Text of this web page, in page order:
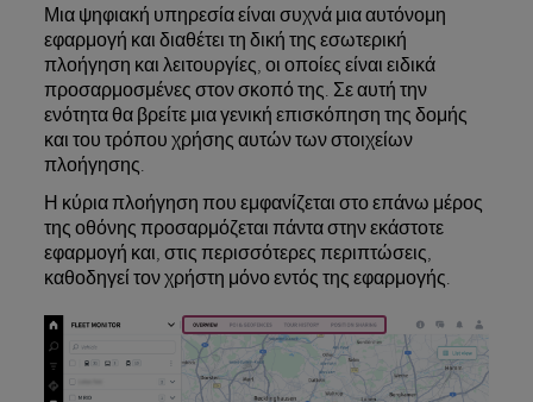
Μια ψηφιακή υπηρεσία είναι συχνά μια αυτόνομη
εφαρμογή και διαθέτει τη δική της εσωτερική
πλοήγηση και λειτουργίες, οι οποίες είναι ειδικά
προσαρμοσμένες στον σκοπό της. Σε αυτή την
ενότητα θα βρείτε μια γενική επισκόπηση της δομής
και του τρόπου χρήσης αυτών των στοιχείων
πλοήγησης.
Η κύρια πλοήγηση που εμφανίζεται στο επάνω μέρος
της οθόνης προσαρμόζεται πάντα στην εκάστοτε
εφαρμογή και, στις περισσότερες περιπτώσεις,
καθοδηγεί τον χρήστη μόνο εντός της εφαρμογής.